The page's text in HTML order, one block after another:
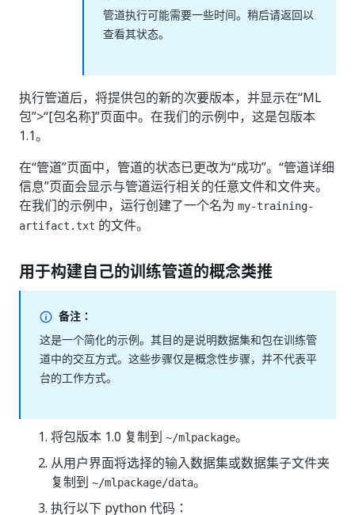
管道执行可能需要一些时间。稍后请返回以
查看其状态。
执行管道后，将提供包的新的次要版本，并显示在“ML
包”>“[包名称]”页面中。在我们的示例中，这是包版本
1.1。
在“管道”页面中，管道的状态已更改为“成功”。“管道详细
信息”页面会显示与管道运行相关的任意文件和文件夹。
在我们的示例中，运行创建了一个名为 my-training-
artifact.txt 的文件。
用于构建自己的训练管道的概念类推
备注：
这是一个简化的示例。其目的是说明数据集和包在训练管
道中的交互方式。这些步骤仅是概念性步骤，并不代表平
台的工作方式。
将包版本 1.0 复制到 ~/mlpackage。
从用户界面将选择的输入数据集或数据集子文件夹
复制到 ~/mlpackage/data。
执行以下 python 代码：